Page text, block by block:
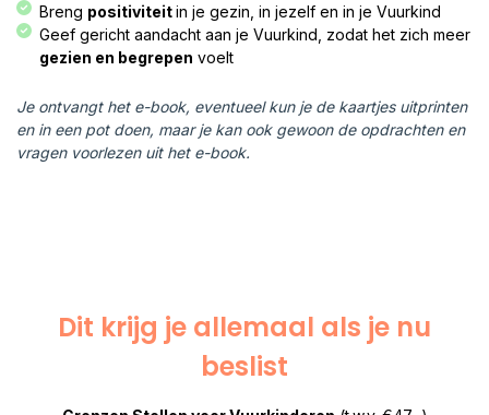
Breng positiviteitin je gezin, in jezelf en in je Vuurkind
Geef gericht aandacht aan je Vuurkind, zodat het zich meer
gezien en begrepen voelt
Je ontvangt het e-book, eventueel kun je de kaartjes uitprinten
en in een pot doen, maar je kan ook gewoon de opdrachten en
vragen voorlezen uit het e-book.
Dit krijg je allemaal als je nu
beslist